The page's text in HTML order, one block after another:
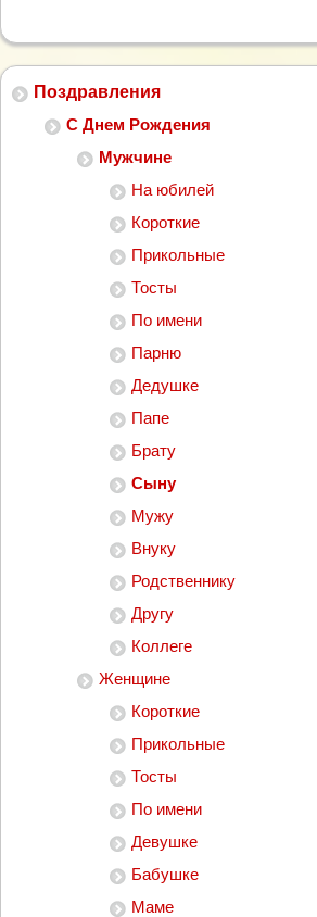
Поздравления
С Днем Рождения
Мужчине
На юбилей
Короткие
Прикольные
Тосты
По имени
Парню
Дедушке
Папе
Брату
Сыну
Мужу
Внуку
Родственнику
Другу
Коллеге
Женщине
Короткие
Прикольные
Тосты
По имени
Девушке
Бабушке
Маме